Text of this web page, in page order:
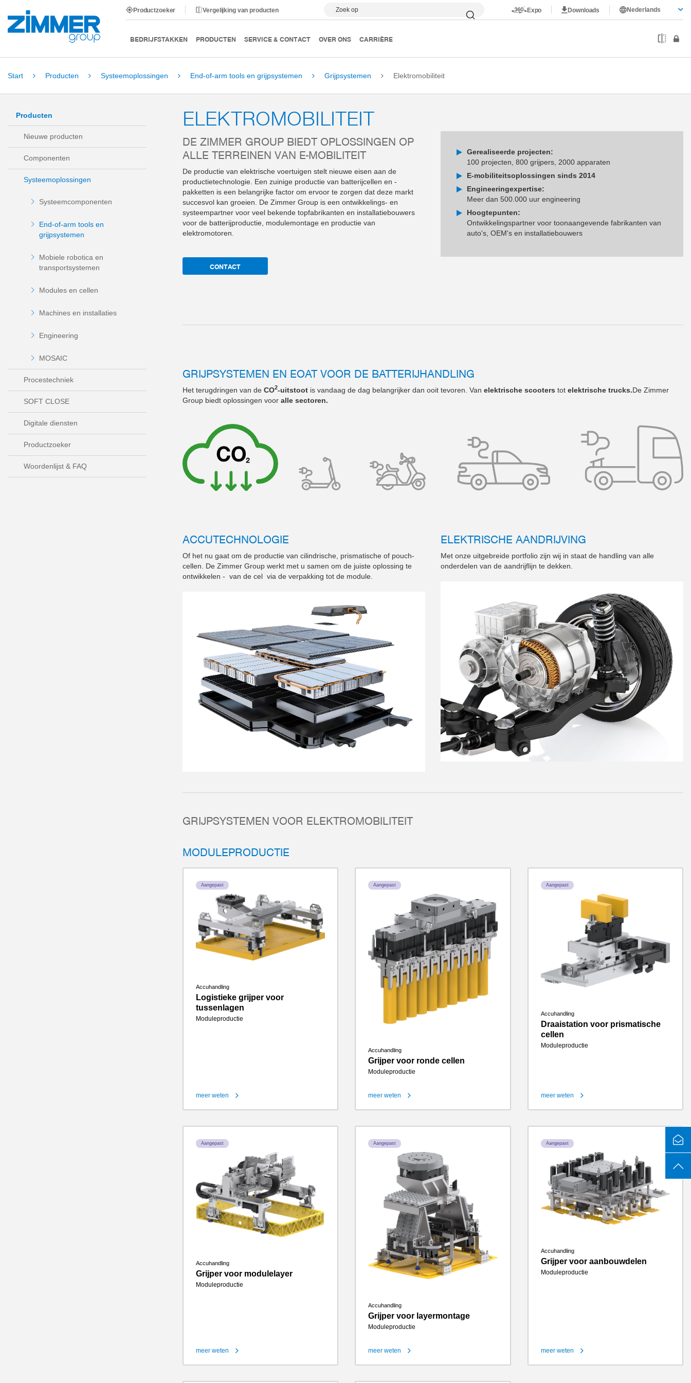
Productzoeker Vergelijking van producten Zoek op Expo Downloads Nederlands
BEDRIJFSTAKKEN PRODUCTEN SERVICE & CONTACT OVER ONS CARRIÈRE
Start Producten Systeemoplossingen End-of-arm tools en grijpsystemen Grijpsystemen Elektromobiliteit
Producten
Nieuwe producten
Componenten
Systeemoplossingen
Systeemcomponenten
End-of-arm tools en
grijpsystemen
Mobiele robotica en
transportsystemen
Modules en cellen
Machines en installaties
Engineering
MOSAIC
Procestechniek
SOFT CLOSE
Digitale diensten
Productzoeker
Woordenlijst & FAQ
ELEKTROMOBILITEIT
DE ZIMMER GROUP BIEDT OPLOSSINGEN OP
ALLE TERREINEN VAN E-MOBILITEIT
De productie van elektrische voertuigen stelt nieuwe eisen aan de
productietechnologie. Een zuinige productie van batterijcellen en -
pakketten is een belangrijke factor om ervoor te zorgen dat deze markt
succesvol kan groeien. De Zimmer Group is een ontwikkelings- en
systeempartner voor veel bekende topfabrikanten en installatiebouwers
voor de batterijproductie, modulemontage en productie van
elektromotoren.
CONTACT
Gerealiseerde projecten:
100 projecten, 800 grijpers, 2000 apparaten
E-mobiliteitsoplossingen sinds 2014
Engineeringexpertise:
Meer dan 500.000 uur engineering
Hoogtepunten:
Ontwikkelingspartner voor toonaangevende fabrikanten van
auto's, OEM's en installatiebouwers
GRIJPSYSTEMEN EN EOAT VOOR DE BATTERIJHANDLING
Het terugdringen van de CO2-uitstoot is vandaag de dag belangrijker dan ooit tevoren. Van elektrische scooters tot elektrische trucks.De Zimmer
Group biedt oplossingen voor alle sectoren.
ACCUTECHNOLOGIE
Of het nu gaat om de productie van cilindrische, prismatische of pouch-
cellen. De Zimmer Group werkt met u samen om de juiste oplossing te
ontwikkelen - van de cel via de verpakking tot de module.
ELEKTRISCHE AANDRIJVING
Met onze uitgebreide portfolio zijn wij in staat de handling van alle
onderdelen van de aandrijflijn te dekken.
GRIJPSYSTEMEN VOOR ELEKTROMOBILITEIT
MODULEPRODUCTIE
Aangepast
Accuhandling
Logistieke grijper voor
tussenlagen
Moduleproductie
meer weten
Aangepast
Accuhandling
Grijper voor ronde cellen
Moduleproductie
meer weten
Aangepast
Accuhandling
Draaistation voor prismatische
cellen
Moduleproductie
meer weten
Aangepast
Accuhandling
Grijper voor modulelayer
Moduleproductie
meer weten
Aangepast
Accuhandling
Grijper voor layermontage
Moduleproductie
meer weten
Aangepast
Accuhandling
Grijper voor aanbouwdelen
Moduleproductie
meer weten